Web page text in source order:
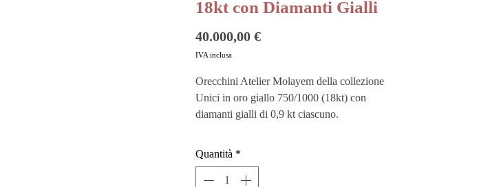
18kt con Diamanti Gialli
40.000,00 €Prezzo
IVA inclusa
Orecchini Atelier Molayem della collezione
Unici in oro giallo 750/1000 (18kt) con
diamanti gialli di 0,9 kt ciascuno.
Questi orecchini celebrano l’eleganza senza
tempo con la luminosità straordinaria dei
diamanti gialli, accuratamente selezionati
Quantità *